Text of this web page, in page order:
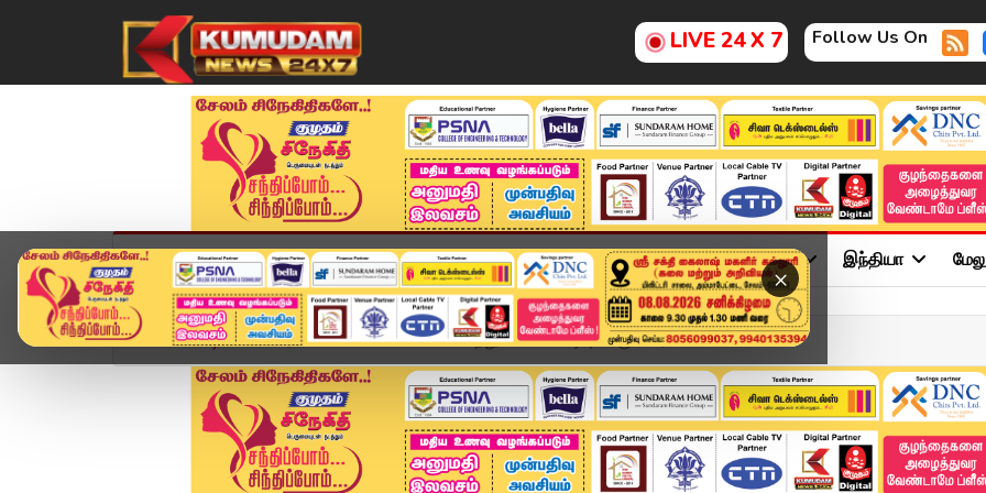
LIVE 24 X 7 Follow Us On
×
முகப்பு விளையாட்டு அண்மை தமிழ்நாடு சினிமா அரசியல் விளையாட்டு இந்தியா
Home வீடியோ ஸ்டோரி என் மனைவியை காப்பாத்துங்க... CM Vijay -க்கு கோர...